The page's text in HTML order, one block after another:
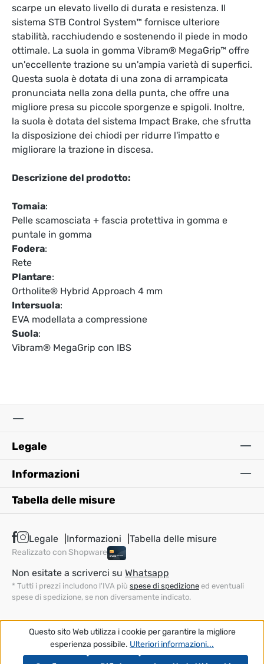
scarpe un elevato livello di durata e resistenza. Il
sistema STB Control System™ fornisce ulteriore
stabilità, racchiudendo e sostenendo il piede in modo
ottimale. La suola in gomma Vibram® MegaGrip™ offre
un'eccellente trazione su un'ampia varietà di superfici.
Questa suola è dotata di una zona di arrampicata
pronunciata nella zona della punta, che offre una
migliore presa su piccole sporgenze e spigoli. Inoltre,
la suola è dotata del sistema Impact Brake, che sfrutta
la disposizione dei chiodi per ridurre l'impatto e
migliorare la trazione in discesa.
Descrizione del prodotto:
Tomaia:
Pelle scamosciata + fascia protettiva in gomma e
puntale in gomma
Fodera:
Rete
Plantare:
Ortholite® Hybrid Approach 4 mm
Intersuola:
EVA modellata a compressione
Suola:
Vibram® MegaGrip con IBS
Legale
Informazioni
Tabella delle misure
Legale Informazioni Tabella delle misure
Realizzato con Shopware
Non esitate a scriverci su Whatsapp
* Tutti i prezzi includono l'IVA più spese di spedizione ed eventuali
spese di spedizione, se non diversamente indicato.
Questo sito Web utilizza i cookie per garantire la migliore
esperienza possibile. Ulteriori informazioni...